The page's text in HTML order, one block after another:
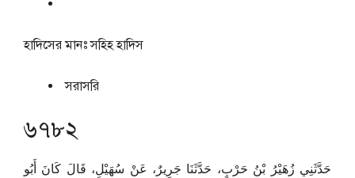
হাদিসের মানঃসহিহ হাদিস
সরাসরি
৬৭৮২
حَدَّثَنِي زُهَيْرُ بْنُ حَرْبٍ، حَدَّثَنَا جَرِيرٌ، عَنْ سُهَيْلٍ، قَالَ كَانَ أَبُو